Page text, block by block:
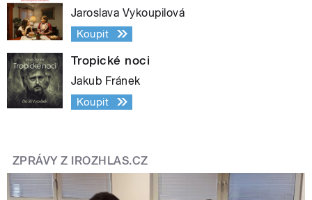
Jaroslava Vykoupilová
Koupit
Tropické noci
Jakub Fránek
Koupit
ZPRÁVY Z IROZHLAS.CZ